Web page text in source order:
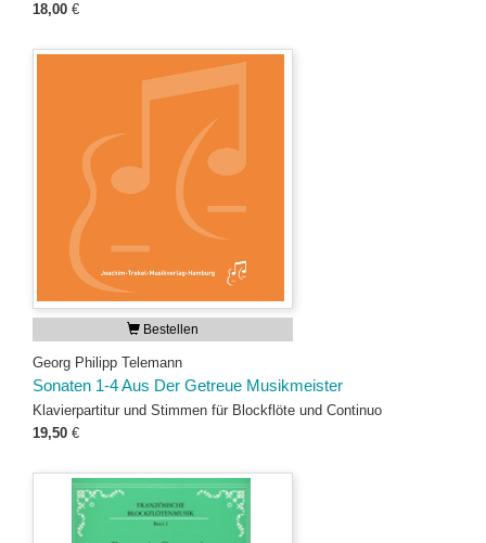
18,00 €
Bestellen
Georg Philipp Telemann
Sonaten 1-4 Aus Der Getreue Musikmeister
Klavierpartitur und Stimmen für Blockflöte und Continuo
19,50 €